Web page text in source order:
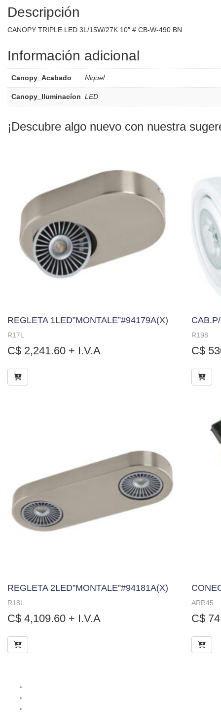
cantidad
Descripción
CANOPY TRIPLE LED 3L/15W/27K 10″ # CB-W-490 BN
Información adicional
Canopy_Acabado Niquel
Canopy_Iluminacíon LED
¡Descubre algo nuevo con nuestra
REGLETA 1LED”MONTALE”#94179A(X)
R17L
C$ 2,241.60 + I.V.A
R198
C$
REGLETA 2LED”MONTALE”#94181A(X)
R18L
C$ 4,109.60 + I.V.A
ARR45
C$